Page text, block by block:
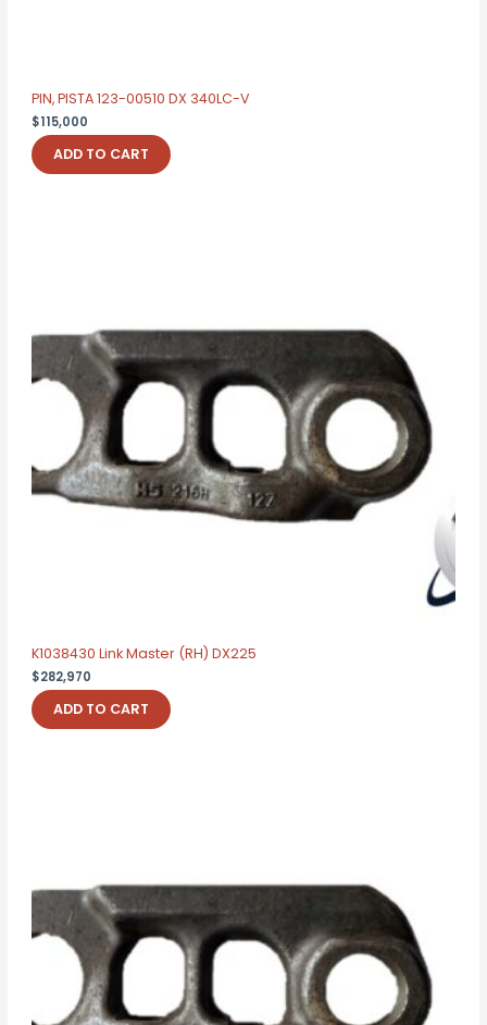
PIN, PISTA 123-00510 DX 340LC-V
$115,000
ADD TO CART
K1038430 Link Master (RH) DX225
$282,970
ADD TO CART